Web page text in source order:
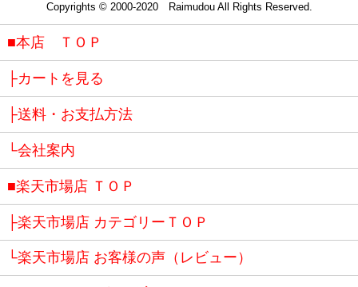
Copyrights © 2000-2020 Raimudou All Rights Reserved.
■本店 ＴＯＰ
├カートを見る
├送料・お支払方法
└会社案内
■楽天市場店 ＴＯＰ
├楽天市場店 カテゴリーＴＯＰ
└楽天市場店 お客様の声（レビュー）